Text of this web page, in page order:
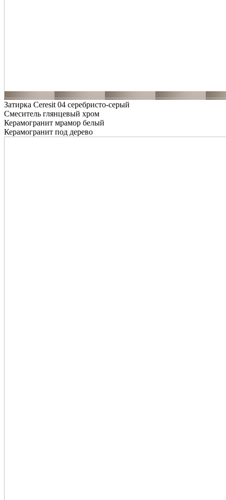
Затирка Ceresit 04 серебристо-серый
Смеситель глянцевый хром
Керамогранит мрамор белый
Керамогранит под дерево